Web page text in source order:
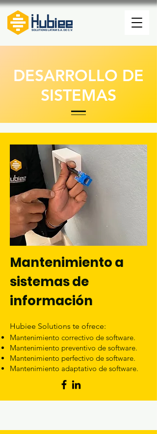
DESARROLLO DE
SISTEMAS
Mantenimiento a
sistemas de
información
Hubiee Solutions te ofrece:
Mantenimiento correctivo de software.
Mantenimiento preventivo de software.
Mantenimiento perfectivo de software.
Mantenimiento adaptativo de software.